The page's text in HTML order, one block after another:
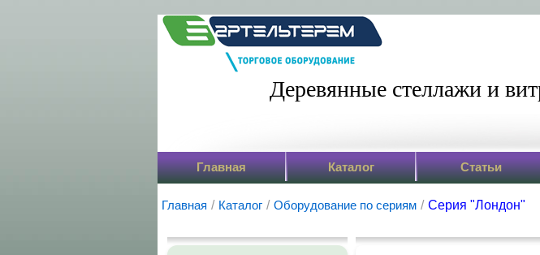
Деревянные стеллажи и
Главная Каталог Статьи
Главная / Каталог / Оборудование по сериям / Серия "Лондон"